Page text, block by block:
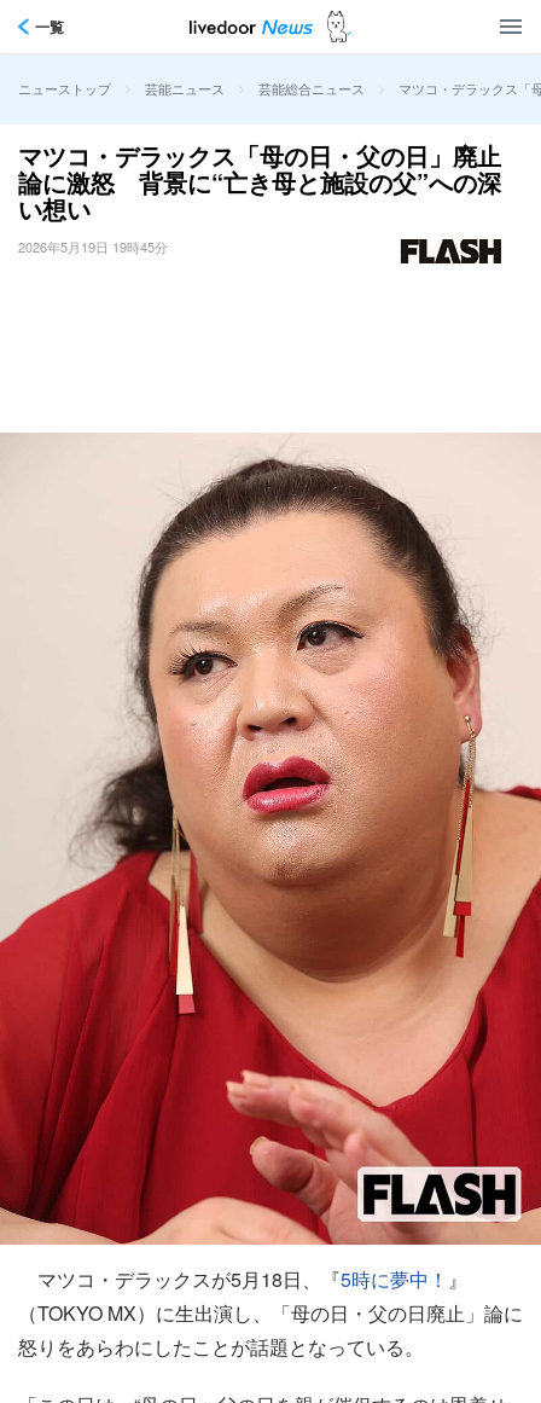
一覧
ニューストップ > 芸能ニュース > 芸能総合ニュース > マツコ・デラックス「
マツコ・デラックス「母の日・父の日」廃止
論に激怒 背景に“亡き母と施設の父”への深
い想い
2026年5月19日 19時45分
マツコ・デラックスが5月18日、『5時に夢中！ 』
（TOKYO MX）に生出演し、「母の日・父の日廃止」論に
怒りをあらわにしたことが話題となっている。